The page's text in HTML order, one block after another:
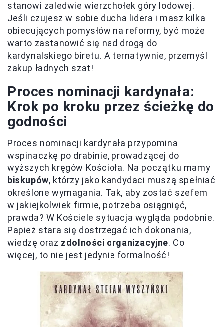
stanowi zaledwie wierzchołek góry lodowej.
Jeśli czujesz w sobie ducha lidera i masz kilka
obiecujących pomysłów na reformy, być może
warto zastanowić się nad drogą do
kardynalskiego biretu. Alternatywnie, przemyśl
zakup ładnych szat!
Proces nominacji kardynała:
Krok po kroku przez ścieżkę do
godności
Proces nominacji kardynała przypomina
wspinaczkę po drabinie, prowadzącej do
wyższych kręgów Kościoła. Na początku mamy
biskupów, którzy jako kandydaci muszą spełniać
określone wymagania. Tak, aby zostać szefem
w jakiejkolwiek firmie, potrzeba osiągnięć,
prawda? W Kościele sytuacja wygląda podobnie.
Papież stara się dostrzegać ich dokonania,
wiedzę oraz zdolności organizacyjne. Co
więcej, to nie jest jedynie formalność!